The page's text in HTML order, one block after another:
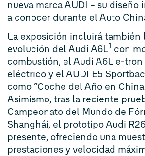
nueva marca AUDI – su diseño
a conocer durante el Auto
La exposición incluirá también
evolución del Audi A6L1 con
combustión, el Audi A6L e-tron
eléctrico y el AUDI E5
como “Coche del Año en China
Asimismo, tras la reciente
Campeonato del Mundo de
Shanghái, el prototipo Audi
presente, ofreciendo una
prestaciones y velocidad